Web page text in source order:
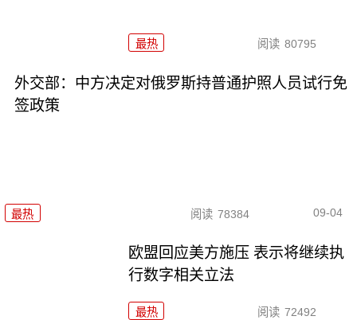
最热 阅读 80795
外交部：中方决定对俄罗斯持普通护照人员试行免
签政策
最热 阅读 78384 09-04
欧盟回应美方施压 表示将继续执
行数字相关立法
最热 阅读 72492